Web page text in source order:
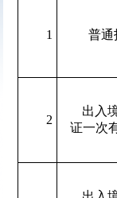
1 普通
2
出入
证一次